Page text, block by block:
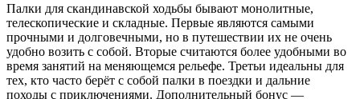
Палки для скандинавской ходьбы бывают монолитные,
телескопические и складные. Первые являются самыми
прочными и долговечными, но в путешествии их не очень
удобно возить с собой. Вторые считаются более удобными во
время занятий на меняющемся рельефе. Третьи идеальны для
тех, кто часто берёт с собой палки в поездки и дальние
походы с приключениями. Дополнительный бонус —